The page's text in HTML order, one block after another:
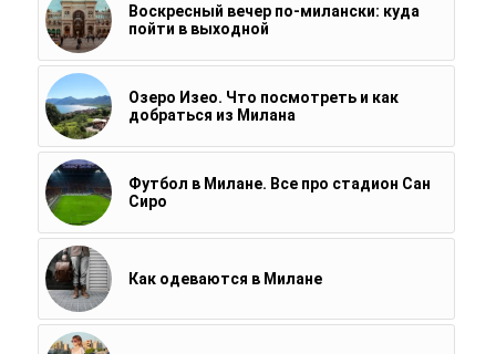
Воскресный вечер по-милански: куда
пойти в выходной
Озеро Изео. Что посмотреть и как
добраться из Милана
Футбол в Милане. Все про стадион Сан
Сиро
Как одеваются в Милане